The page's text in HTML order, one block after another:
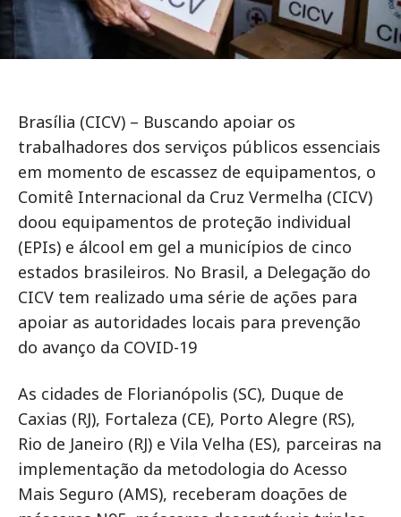
Brasília (CICV) – Buscando apoiar os
trabalhadores dos serviços públicos essenciais
em momento de escassez de equipamentos, o
Comitê Internacional da Cruz Vermelha (CICV)
doou equipamentos de proteção individual
(EPIs) e álcool em gel a municípios de cinco
estados brasileiros. No Brasil, a Delegação do
CICV tem realizado uma série de ações para
apoiar as autoridades locais para prevenção
do avanço da COVID-19
As cidades de Florianópolis (SC), Duque de
Caxias (RJ), Fortaleza (CE), Porto Alegre (RS),
Rio de Janeiro (RJ) e Vila Velha (ES), parceiras na
implementação da metodologia do Acesso
Mais Seguro (AMS), receberam doações de